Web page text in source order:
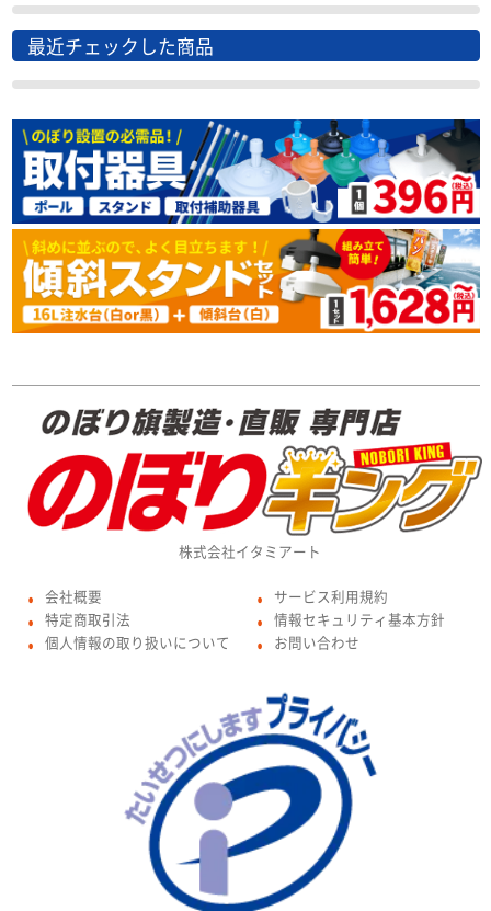
最近チェックした商品
株式会社イタミアート
● 会社概要
● 特定商取引法
● 個人情報の取り扱いについて
● サービス利用規約
● 情報セキュリティ基本方針
● お問い合わせ